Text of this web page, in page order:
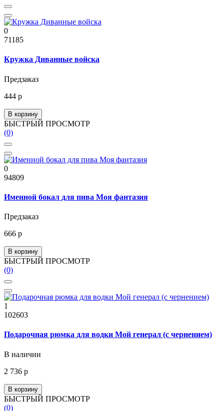
0
71185
Кружка Диванные войска
Предзаказ
444 р
В корзину
БЫСТРЫЙ ПРОСМОТР
(0)
0
94809
Именной бокал для пива Моя фантазия
Предзаказ
666 р
В корзину
БЫСТРЫЙ ПРОСМОТР
(0)
1
102603
Подарочная рюмка для водки Мой генерал (с чернением)
В наличии
2 736 р
В корзину
БЫСТРЫЙ ПРОСМОТР
(0)